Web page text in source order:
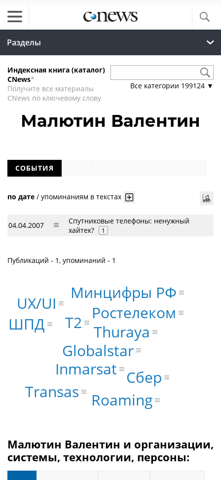
Разделы
Индексная книга (каталог)
CNews*
Получите все материалы
CNews по ключевому слову
Все категории 199124 ▼
Малютин Валентин
СОБЫТИЯ
по дате / упоминаниям в текстах
04.04.2007
Спутниковые телефоны: ненужный
хайтек?
1
Публикаций - 1, упоминаний - 1
Globalstar
Thuraya
Inmarsat
Т2
Ростелеком
Transas
Сбер
Минцифры РФ
Roaming
UX/UI
ШПД
Малютин Валентин и организации,
системы, технологии, персоны: